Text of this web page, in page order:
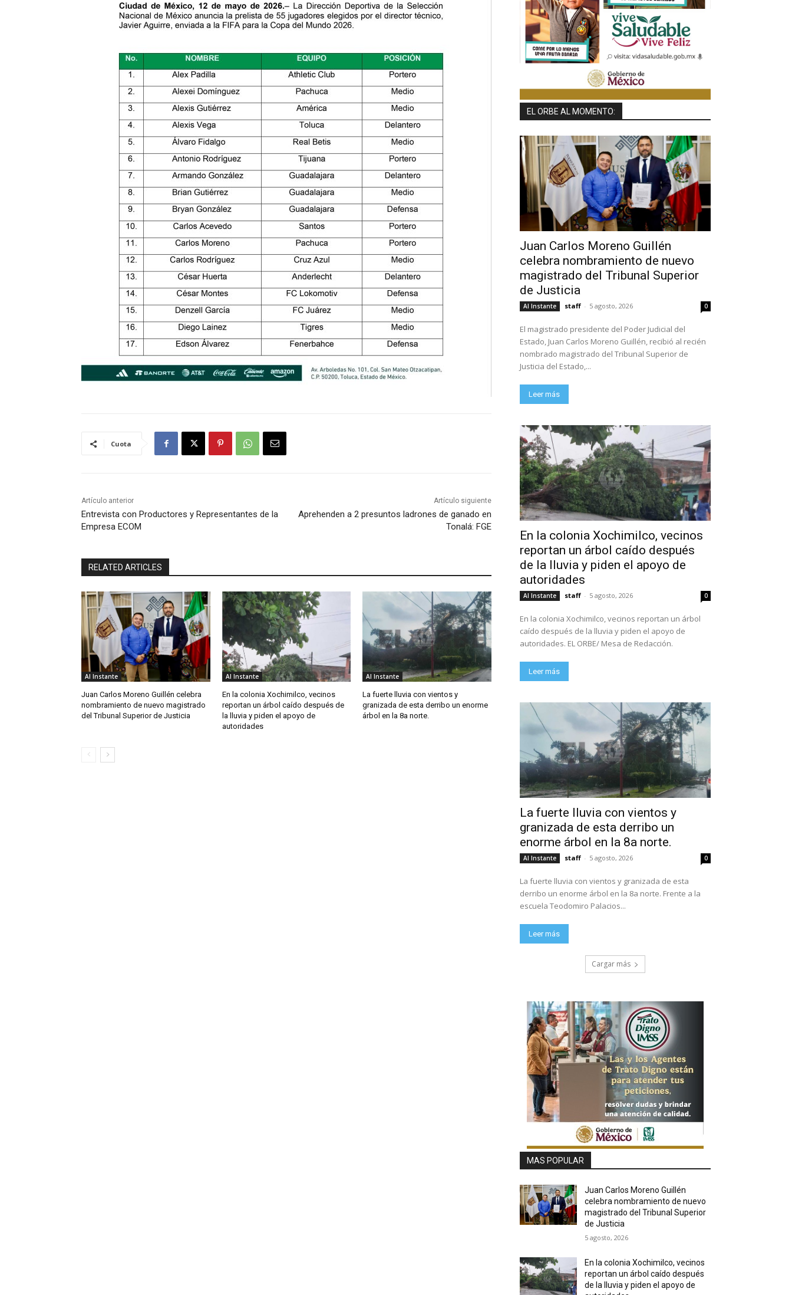
Cuota
Artículo anterior
Entrevista con Productores y Representantes de la
Empresa ECOM
Artículo siguiente
Aprehenden a 2 presuntos ladrones de ganado en
Tonalá: FGE
RELATED ARTICLES
Al Instante
Juan Carlos Moreno Guillén celebra
nombramiento de nuevo magistrado
del Tribunal Superior de Justicia
Al Instante
En la colonia Xochimilco, vecinos
reportan un árbol caído después de
la lluvia y piden el apoyo de
autoridades
Al Instante
La fuerte lluvia con vientos y
granizada de esta derribo un enorme
árbol en la 8a norte.
EL ORBE AL MOMENTO:
Juan Carlos Moreno Guillén
celebra nombramiento de nuevo
magistrado del Tribunal Superior
de Justicia
Al Instante staff - 5 agosto, 2026 0
El magistrado presidente del Poder Judicial del
Estado, Juan Carlos Moreno Guillén, recibió al recién
nombrado magistrado del Tribunal Superior de
Justicia del Estado,...
Leer más
En la colonia Xochimilco, vecinos
reportan un árbol caído después
de la lluvia y piden el apoyo de
autoridades
Al Instante staff - 5 agosto, 2026 0
En la colonia Xochimilco, vecinos reportan un árbol
caído después de la lluvia y piden el apoyo de
autoridades. EL ORBE/ Mesa de Redacción.
Leer más
La fuerte lluvia con vientos y
granizada de esta derribo un
enorme árbol en la 8a norte.
Al Instante staff - 5 agosto, 2026 0
La fuerte lluvia con vientos y granizada de esta
derribo un enorme árbol en la 8a norte. Frente a la
escuela Teodomiro Palacios...
Leer más
Cargar más
MAS POPULAR
Juan Carlos Moreno Guillén
celebra nombramiento de nuevo
magistrado del Tribunal Superior
de Justicia
5 agosto, 2026
En la colonia Xochimilco, vecinos
reportan un árbol caído después
de la lluvia y piden el apoyo de